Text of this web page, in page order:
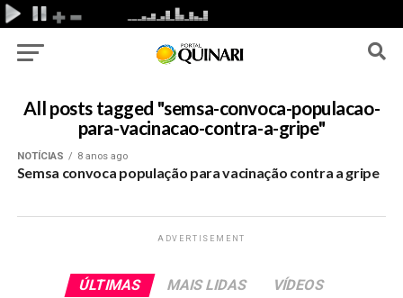
All posts tagged "semsa-convoca-populacao-
para-vacinacao-contra-a-gripe"
NOTÍCIAS 8 anos ago
Semsa convoca população para vacinação contra a gripe
ADVERTISEMENT
ÚLTIMAS MAIS LIDAS VÍDEOS